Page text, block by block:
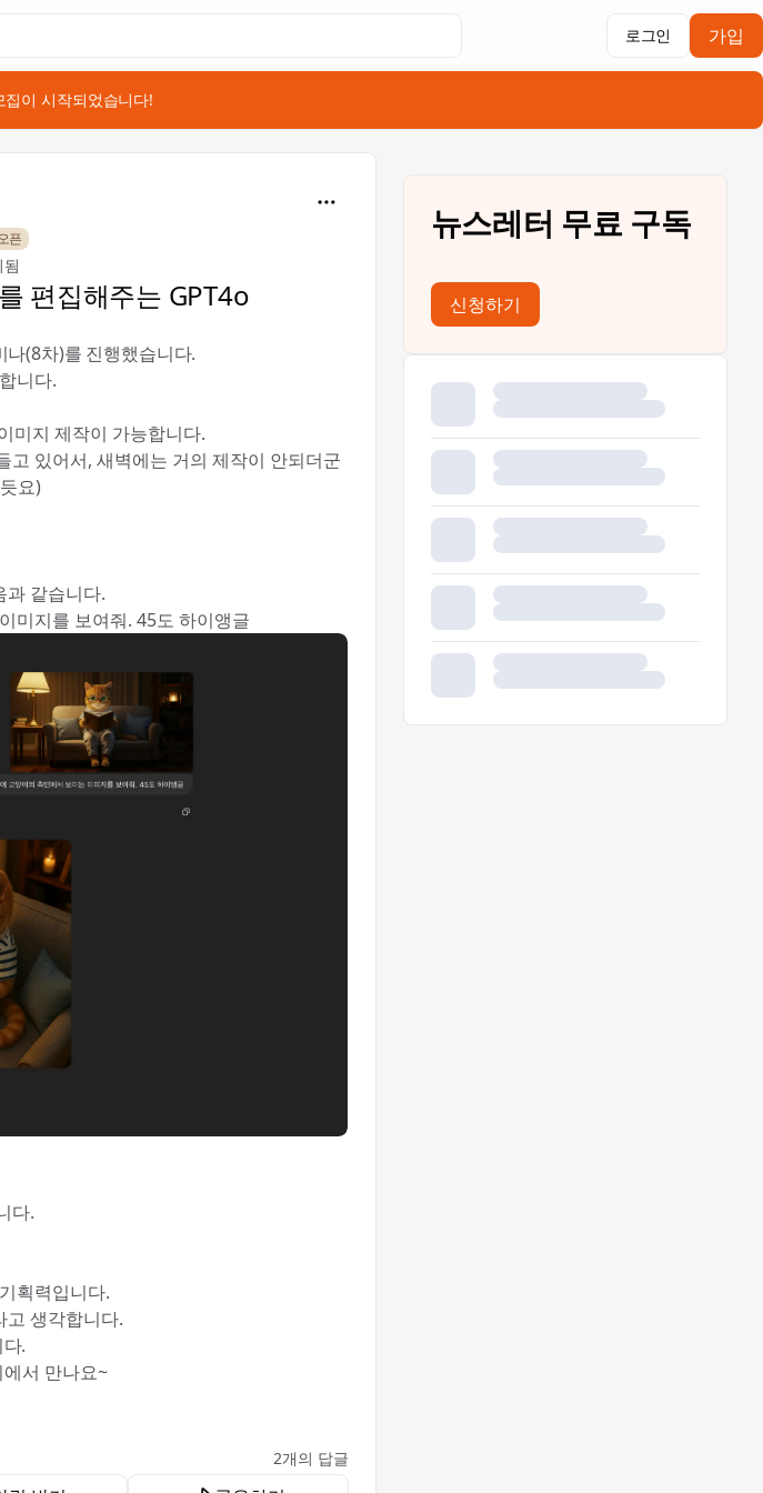
가입
로그인
집이 시작되었습니다!
픈
편집해주는 GPT4o
(8차)를 진행했습니다.
니다.
미지 제작이 가능합니다.
고 있어서, 새벽에는 거의 제작이 안되더군
요)
과 같습니다.
미지를 보여줘. 45도 하이앵글
다.
획력입니다.
고 생각합니다.
.
서 만나요~
2개의 답글
뉴스레터 무료 구독
신청하기